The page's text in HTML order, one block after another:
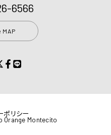
6566
MAP
Orange Montecito
ポリシー